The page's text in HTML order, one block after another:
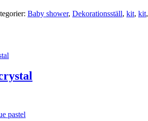
Baby shower, Dekorationsställ, kit, kit,